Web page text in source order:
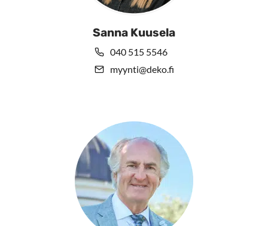
Sanna Kuusela
040 515 5546
myynti@deko.fi